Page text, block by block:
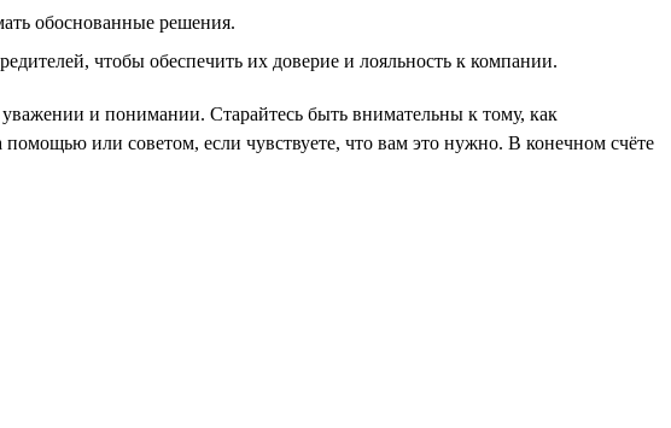
обоснованные решения.
чтобы обеспечить их доверие и лояльность к компании.
и понимании. Старайтесь быть внимательны к тому, как
или советом, если чувствуете, что вам это нужно. В конечном счёте